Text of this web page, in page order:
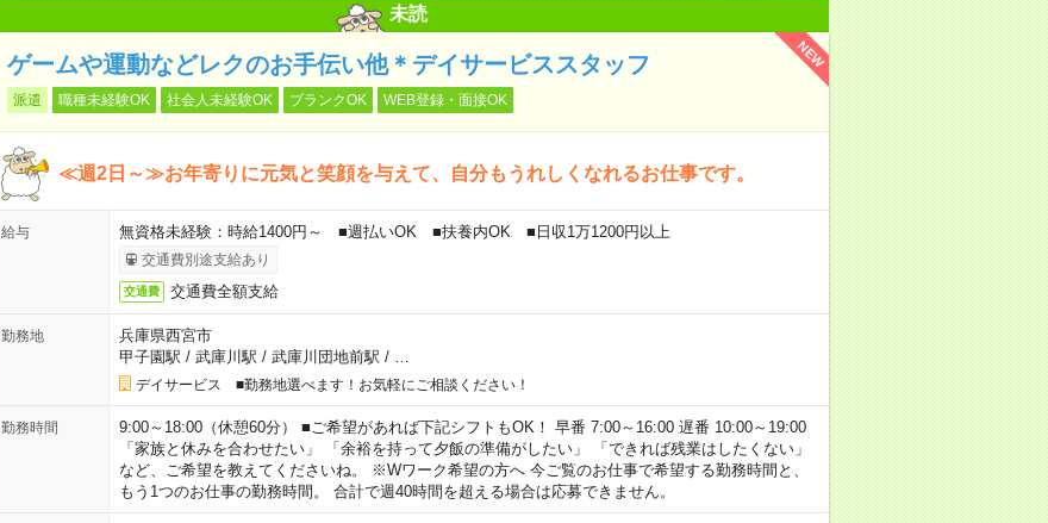
未読
NEW
ゲームや運動などレクのお手伝い他＊デイサービススタッフ
派遣 職種未経験OK 社会人未経験OK ブランクOK WEB登録・面接OK
≪週2日～≫お年寄りに元気と笑顔を与えて、自分もうれしくなれるお仕事です。
給与 無資格未経験：時給1400円～ ■週払いOK ■扶養内OK ■日収1万1200円以上
交通費別途支給あり
交通費 交通費全額支給
勤務地
兵庫県西宮市
甲子園駅 / 武庫川駅 / 武庫川団地前駅 /
デイサービス ■勤務地選べます！お気軽にご相談ください！
勤務時間
9:00～18:00（休憩60分） ■ご希望があれば下記シフトもOK！ 早番 7:00～16:00 遅番 10:00～19:00
「家族と休みを合わせたい」 「余裕を持って夕飯の準備がしたい」 「できれば残業はしたくない」
など、ご希望を教えてくださいね。 ※Wワーク希望の方へ 今ご覧のお仕事で希望する勤務時間と、
もう1つのお仕事の勤務時間。 合計で週40時間を超える場合は応募できません。